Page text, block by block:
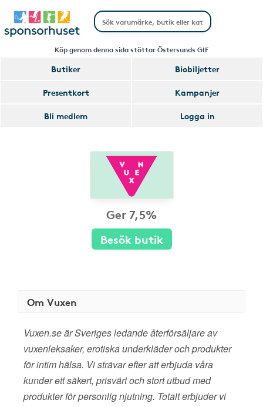
Köp genom denna sida stöttar Östersunds GIF
Butiker
Biobiljetter
Presentkort
Kampanjer
Bli medlem
Logga in
Ger 7,5%
Besök butik
Om Vuxen
Vuxen.se är Sveriges ledande återförsäljare av
vuxenleksaker, erotiska underkläder och produkter
för intim hälsa. Vi strävar efter att erbjuda våra
kunder ett säkert, prisvärt och stort utbud med
produkter för personlig njutning. Totalt erbjuder vi